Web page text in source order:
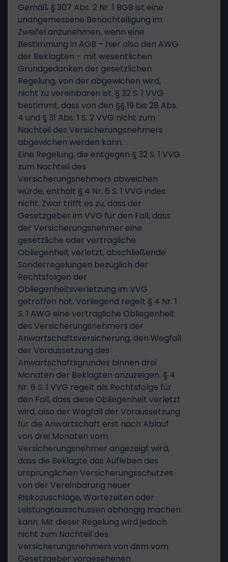
Gemäß § 307 Abs. 2 Nr. 1 BGB ist eine
unangemessene Benachteiligung im
Zweifel anzunehmen, wenn eine
Bestimmung in AGB – hier also den AWG
der Beklagten – mit wesentlichen
Grundgedanken der gesetzlichen
Regelung, von der abgewichen wird,
nicht zu vereinbaren ist. § 32 S. 1 VVG
bestimmt, dass von den §§ 19 bis 28 Abs.
4 und § 31 Abs. 1 S. 2 VVG nicht zum
Nachteil des Versicherungsnehmers
abgewichen werden kann.
Eine Regelung, die entgegen § 32 S. 1 VVG
zum Nachteil des
Versicherungsnehmers abweichen
würde, enthält § 4 Nr. 6 S. 1 VVG indes
nicht. Zwar trifft es zu, dass der
Gesetzgeber im VVG für den Fall, dass
der Versicherungsnehmer eine
gesetzliche oder vertragliche
Obliegenheit verletzt, abschließende
Sonderregelungen bezüglich der
Rechtsfolgen der
Obliegenheitsverletzung im VVG
getroffen hat. Vorliegend regelt § 4 Nr. 1
S. 1 AWG eine vertragliche Obliegenheit
des Versicherungsnehmers der
Anwartschaftsversicherung, den Wegfall
der Voraussetzung des
Anwartschaftsgrundes binnen drei
Monaten der Beklagten anzuzeigen. § 4
Nr. 6 S. 1 VVG regelt als Rechtsfolge für
den Fall, dass diese Obliegenheit verletzt
wird, also der Wegfall der Voraussetzung
für die Anwartschaft erst nach Ablauf
von drei Monaten vom
Versicherungsnehmer angezeigt wird,
dass die Beklagte das Aufleben des
ursprünglichen Versicherungsschutzes
von der Vereinbarung neuer
Risikozuschläge, Wartezeiten oder
Leistungsausschüssen abhängig machen
kann. Mit dieser Regelung wird jedoch
nicht zum Nachteil des
Versicherungsnehmers von dem vom
Gesetzgeber vorgesehenen